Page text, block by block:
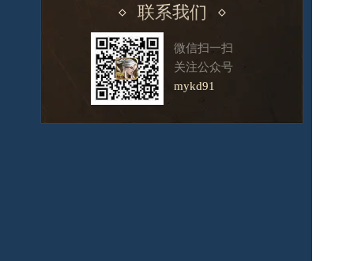
联系我们
微信扫一扫
关注公众号
mykd91